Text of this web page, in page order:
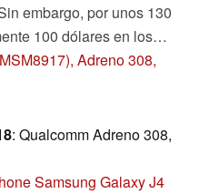
embargo, por unos 130
100 dólares en los
por 70 dólares) también
de otros fabricantes.
Adreno 308,
: Qualcomm Adreno 308,
Samsung Galaxy J4